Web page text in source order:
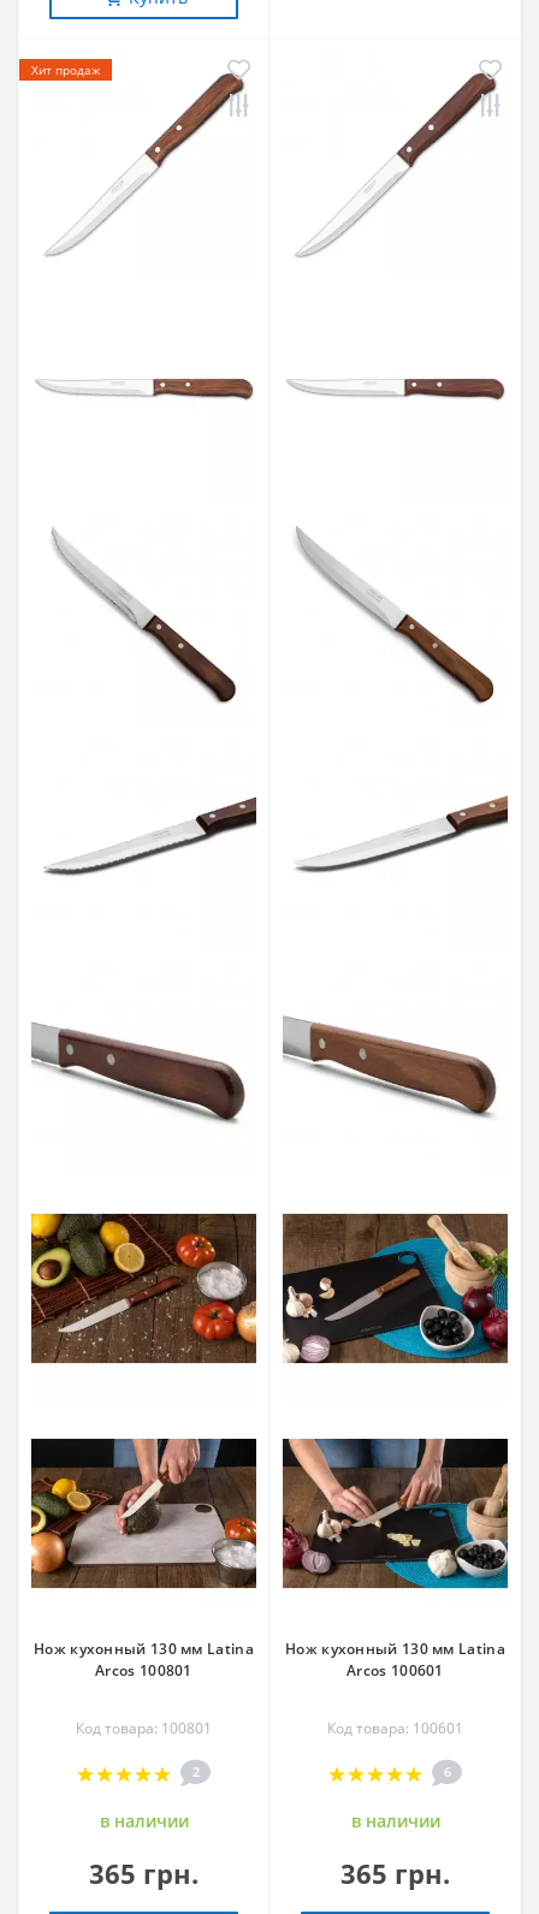
Хит продаж
Нож кухонный 130 мм Latina
Arcos 100801
Код товара: 100801
2
в наличии
365 грн.
Нож кухонный 130 мм Latina
Arcos 100601
Код товара: 100601
6
в наличии
365 грн.